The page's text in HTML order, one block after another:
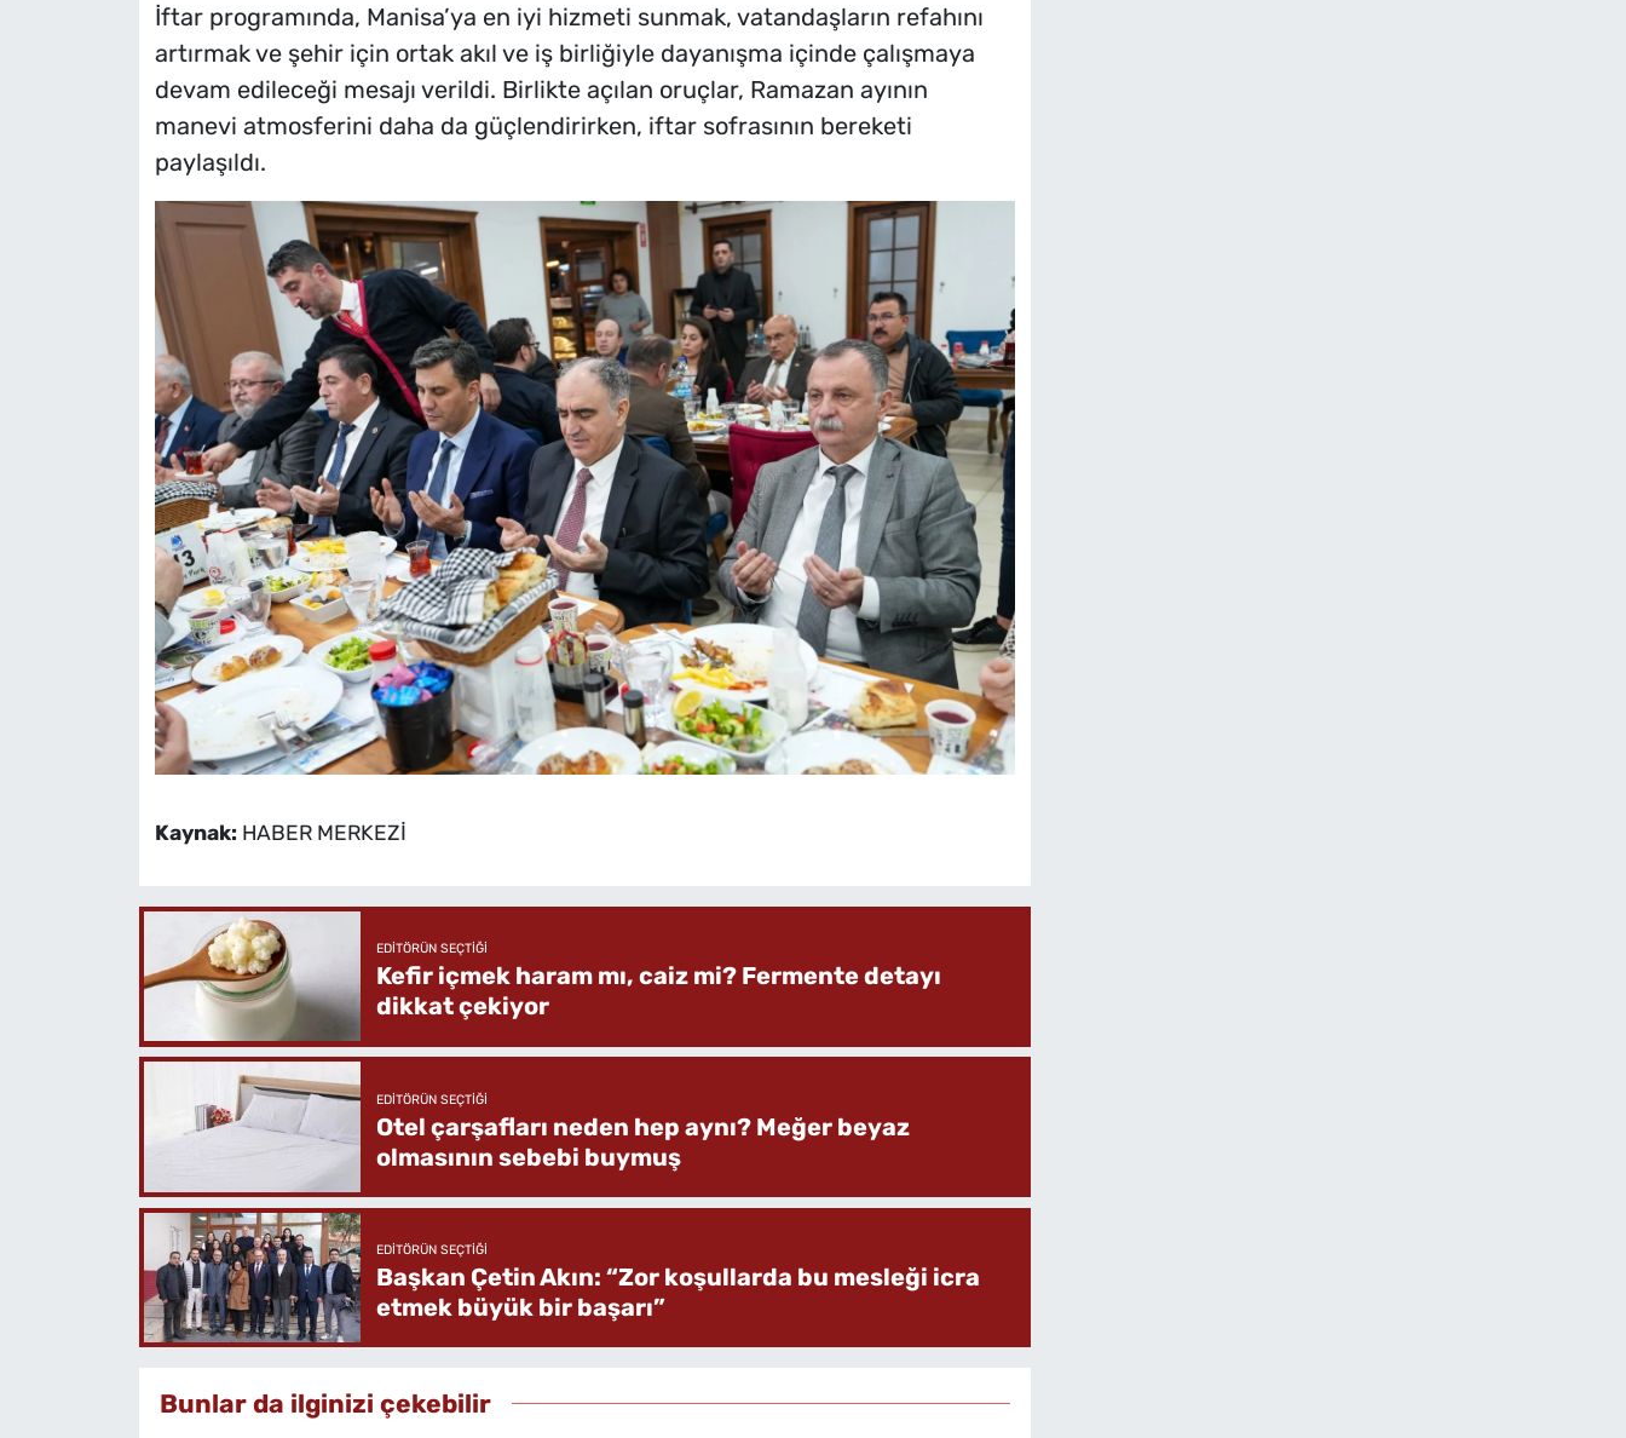
İftar programında, Manisa’ya en iyi hizmeti sunmak, vatandaşların refahını
artırmak ve şehir için ortak akıl ve iş birliğiyle dayanışma içinde çalışmaya
devam edileceği mesajı verildi. Birlikte açılan oruçlar, Ramazan ayının
manevi atmosferini daha da güçlendirirken, iftar sofrasının bereketi
paylaşıldı.
Kaynak: HABER MERKEZİ
EDITÖRÜN SEÇTIĞI
Kefir içmek haram mı, caiz mi? Fermente detayı
dikkat çekiyor
EDITÖRÜN SEÇTIĞI
Otel çarşafları neden hep aynı? Meğer beyaz
olmasının sebebi buymuş
EDITÖRÜN SEÇTIĞI
Başkan Çetin Akın: “Zor koşullarda bu mesleği icra
etmek büyük bir başarı”
Bunlar da ilginizi çekebilir